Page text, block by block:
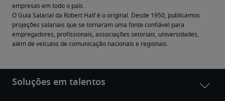
empresas em todo o país.
O Guia Salarial da Robert Half é o original. Desde 1950, publicamos
projeções salariais que se tornaram uma fonte confiável para
empregadores, profissionais, associações setoriais, universidades,
além de veículos de comunicação nacionais e regionais.